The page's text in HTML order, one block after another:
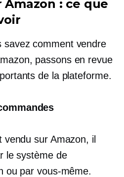
: ce que
savez comment vendre
passons en revue
de la plateforme.
sur Amazon, il
le système de
ou par vous-même.